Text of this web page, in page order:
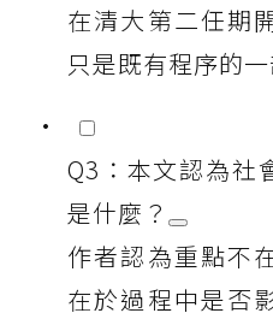
在清大第二任期
只是既有程序的一
Q3：本文認為社
是什麼？
作者認為重點不
在於過程中是否